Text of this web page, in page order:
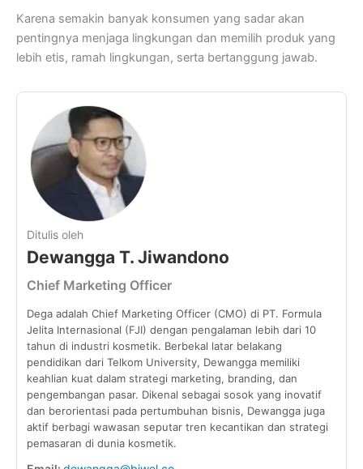
Karena semakin banyak konsumen yang sadar akan
pentingnya menjaga lingkungan dan memilih produk yang
lebih etis, ramah lingkungan, serta bertanggung jawab.
Ditulis oleh
Dewangga T. Jiwandono
Chief Marketing Officer
Dega adalah Chief Marketing Officer (CMO) di PT. Formula
Jelita Internasional (FJI) dengan pengalaman lebih dari 10
tahun di industri kosmetik. Berbekal latar belakang
pendidikan dari Telkom University, Dewangga memiliki
keahlian kuat dalam strategi marketing, branding, dan
pengembangan pasar. Dikenal sebagai sosok yang inovatif
dan berorientasi pada pertumbuhan bisnis, Dewangga juga
aktif berbagi wawasan seputar tren kecantikan dan strategi
pemasaran di dunia kosmetik.